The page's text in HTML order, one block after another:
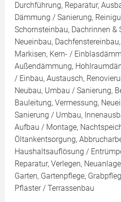
Durchführung, Reparatur,
Dämmung / Sanierung,
Schornsteinbau, Dachrinnen &
Neueinbau,
Markisen, Kern- /
Außendämmung,
/ Einbau, Austausch,
Neubau, Umbau / Sanierung,
Bauleitung, Vermessung,
Sanierung / Umbau,
Aufbau / Montage,
Öltankentsorgung,
Haushaltsauflösung /
Reparatur, Verlegen,
Garten, Gartenpflege,
Pflaster / Terrassenbau